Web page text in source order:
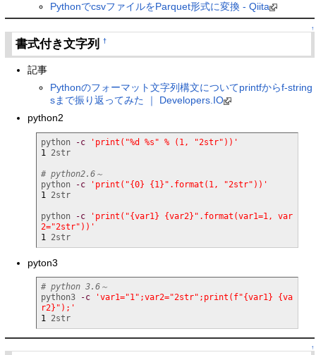
PythonでcsvファイルをParquet形式に変換 - Qiita
↑
書式付き文字列†
記事
Pythonのフォーマット文字列構文についてprintfからf-string
sまで振り返ってみた ｜ Developers.IO
python2
python -c
'print("%d %s" % (1, "2str"))'
1 2str
# python2.6～
python
-c
'print("{0} {1}".format(1, "2str"))'
1 2str
python -c
'print("{var1} {var2}".format(var1=1, var
2="2str"))'
1 2str
pyton3
# python 3.6～
python3
-c
'var1="1";var2="2str";print(f"{var1} {va
r2}");'
1 2str
↑